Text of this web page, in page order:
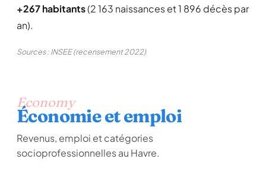
+267 habitants(2 163 naissances et 1 896 décès par
an).
Sources : INSEE (recensement 2022)
Economy
Économie et emploi
Revenus, emploi et catégories
socioprofessionnelles au Havre.